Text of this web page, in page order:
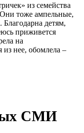
из семейства
тоже ампельные,
детям,
приживется
на
из нее, обомлела –